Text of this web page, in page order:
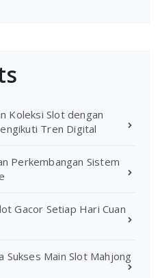
Koleksi Slot dengan
Tren Digital
Perkembangan Sistem
Gacor Setiap Hari Cuan
Sukses Main Slot Mahjong